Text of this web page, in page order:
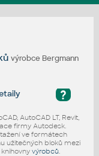
výrobce Bergmann
?
AutoCAD LT, Revit,
firmy Autodesk.
ve formátech
užitečných bloků mezi
výrobců.